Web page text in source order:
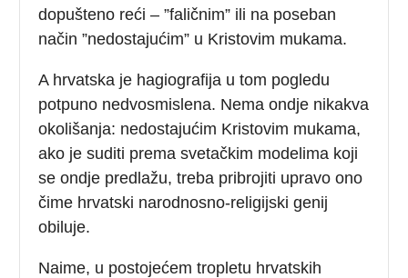
dopušteno reći – ”faličnim” ili na poseban
način ”nedostajućim” u Kristovim mukama.
A hrvatska je hagiografija u tom pogledu
potpuno nedvosmislena. Nema ondje nikakva
okolišanja: nedostajućim Kristovim mukama,
ako je suditi prema svetačkim modelima koji
se ondje predlažu, treba pribrojiti upravo ono
čime hrvatski narodnosno-religijski genij
obiluje.
Naime, u postojećem tropletu hrvatskih